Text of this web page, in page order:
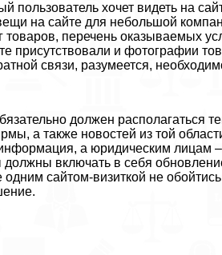
пользователь хочет видеть на
на сайте для небольшой
перечень оказываемых
присутствовали и фотографии
связи, разумеется,
должен располагаться
а также новостей из той
а юридическим лицам
включать в себя
одним сайтом-визиткой не